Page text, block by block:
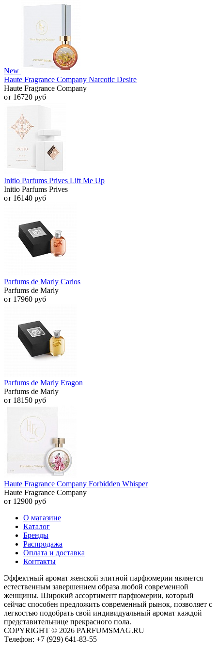
New
Haute Fragrance Company Narcotic Desire
Haute Fragrance Company
от 16720 руб
Initio Parfums Prives Lift Me Up
Initio Parfums Prives
от 16140 руб
Parfums de Marly Carios
Parfums de Marly
от 17960 руб
Parfums de Marly Eragon
Parfums de Marly
от 18150 руб
Haute Fragrance Company Forbidden Whisper
Haute Fragrance Company
от 12900 руб
О магазине
Каталог
Бренды
Распродажа
Оплата и доставка
Контакты
Эффектный аромат женской элитной парфюмерии является
естественным завершением образа любой современной
женщины. Широкий ассортимент парфюмерии, который
сейчас способен предложить современный рынок, позволяет с
легкостью подобрать свой индивидуальный аромат каждой
представительнице прекрасного пола.
COPYRIGHT © 2026 PARFUMSMAG.RU
Tелефон: +7 (929) 641-83-55